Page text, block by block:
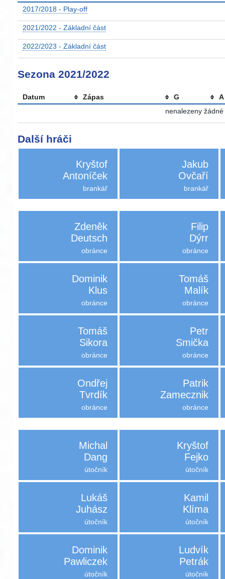
2017/2018 - Play-off
2021/2022 - Základní část
2022/2023 - Základní část
Sezona 2021/2022
Datum Zápas G
A
nenalezeny
Další hráči
Kryštof
Antoníček
brankář
Jakub
Ovčaří
brankář
Zdeněk
Deutsch
obránce
Filip
Dýrr
obránce
Dominik
Klus
obránce
Tomáš
Malík
obránce
Tomáš
Sikora
obránce
Petr
Smička
obránce
Ondřej
Tvrdík
obránce
Patrik
Zamecznik
obránce
Michal
Dang
útočník
Kryštof
Fejko
útočník
Lukáš
Juhász
útočník
Kamil
Klíma
útočník
Dominik
Pawliczek
útočník
Ludvík
Petrák
útočník